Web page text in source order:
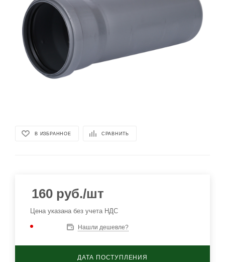
В ИЗБРАННОЕ СРАВНИТЬ
160 руб./шт
Цена указана без учета НДС
Нашли дешевле?
ДАТА ПОСТУПЛЕНИЯ